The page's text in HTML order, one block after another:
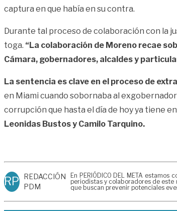
captura en que había en su contra.
Durante tal proceso de colaboración con la
toga. “La colaboración de Moreno recae
Cámara, gobernadores, alcaldes y
La sentencia es clave en el proceso de
en Miami cuando sobornaba al
corrupción que hasta el día de hoy ya tiene
Leonidas Bustos y Camilo Tarquino.
RP REDACCIÓN
PDM
En PERIÓDICO DEL META
periodistas y colaboradores de
que buscan prevenir potenciales